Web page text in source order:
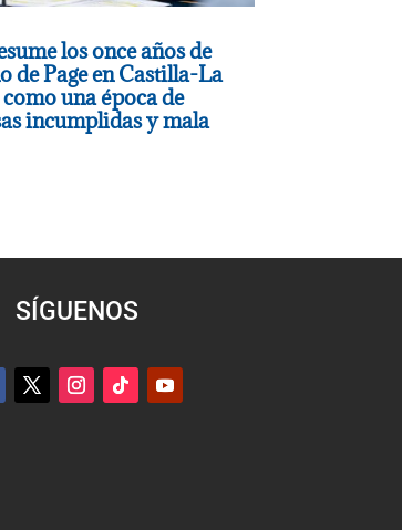
los once años de
de Page en Castilla-La
una época de
incumplidas y mala
SÍGUENOS